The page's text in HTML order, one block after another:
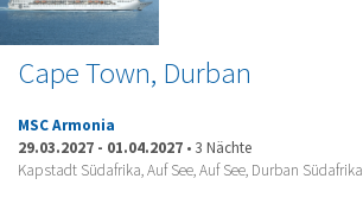
Cape Town, Durban
MSC Armonia
29.03.2027 - 01.04.2027 • 3 Nächte
Kapstadt Südafrika, Auf See, Auf See, Durban Südafrika